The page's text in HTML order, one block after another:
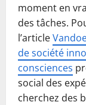
moment en
des tâches.
l’article
de société
consciences
social des
cherchez des